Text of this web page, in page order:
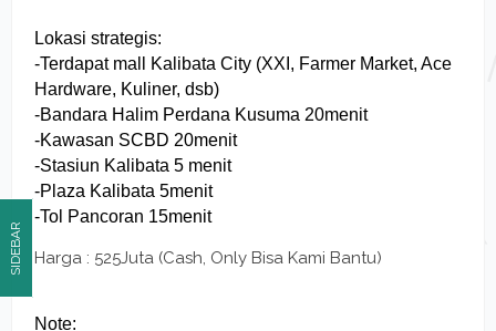
Lokasi strategis:
-Terdapat mall Kalibata City (XXI, Farmer Market, Ace
Hardware, Kuliner, dsb)
-Bandara Halim Perdana Kusuma 20menit
-Kawasan SCBD 20menit
-Stasiun Kalibata 5 menit
-Plaza Kalibata 5menit
-Tol Pancoran 15menit
Harga : 525Juta (Cash, Only Bisa Kami Bantu)
Note:
SIDEBAR